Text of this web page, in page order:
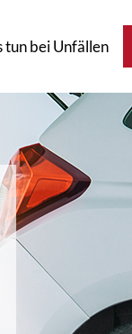
tun bei Unfällen